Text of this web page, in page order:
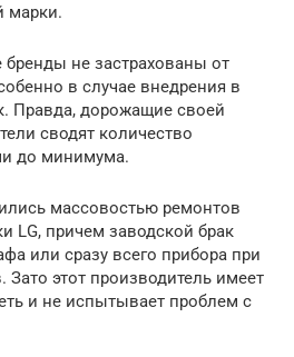
марки.
не застрахованы от
в случае внедрения в
Правда, дорожащие своей
сводят количество
до минимума.
массовостью ремонтов
LG, причем заводской брак
или сразу всего прибора при
Зато этот производитель имеет
и не испытывает проблем с